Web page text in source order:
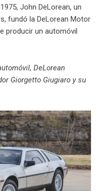
John DeLorean, un
fundó la DeLorean Motor
producir un automóvil
DeLorean
Giorgetto Giugiaro y su